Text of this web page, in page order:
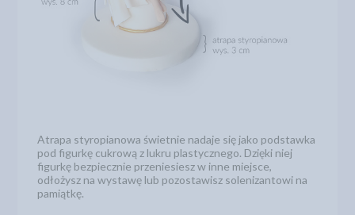
Atrapa styropianowa świetnie nadaje się jako podstawka
pod figurkę cukrową z lukru plastycznego. Dzięki niej
figurkę bezpiecznie przeniesiesz w inne miejsce,
odłożysz na wystawę lub pozostawisz solenizantowi na
pamiątkę.